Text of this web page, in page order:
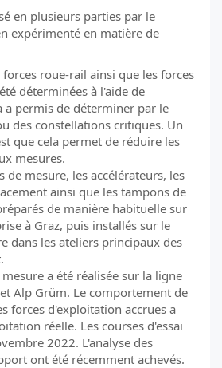
en plusieurs parties par le
expérimenté en matière de
roue-rail ainsi que les forces
déterminées à l'aide de
a permis de déterminer par le
des constellations critiques. Un
que cela permet de réduire les
mesures.
de mesure, les accélérateurs, les
ainsi que les tampons de
de manière habituelle sur
à Graz, puis installés sur le
dans les ateliers principaux des
a été réalisée sur la ligne
Alp Grüm. Le comportement de
forces d'exploitation accrues a
réelle. Les courses d'essai
2022. L'analyse des
ont été récemment achevés.